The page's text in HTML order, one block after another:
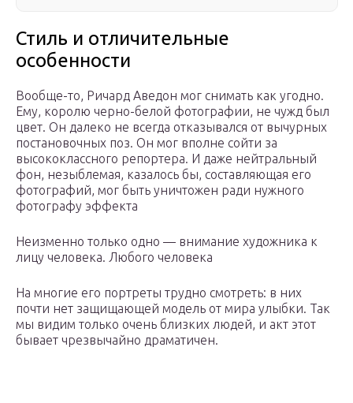
Стиль и отличительные
особенности
Вообще-то, Ричард Аведон мог снимать как угодно.
Ему, королю черно-белой фотографии, не чужд был
цвет. Он далеко не всегда отказывался от вычурных
постановочных поз. Он мог вполне сойти за
высококлассного репортера. И даже нейтральный
фон, незыблемая, казалось бы, составляющая его
фотографий, мог быть уничтожен ради нужного
фотографу эффекта
Неизменно только одно — внимание художника к
лицу человека. Любого человека
На многие его портреты трудно смотреть: в них
почти нет защищающей модель от мира улыбки. Так
мы видим только очень близких людей, и акт этот
бывает чрезвычайно драматичен.